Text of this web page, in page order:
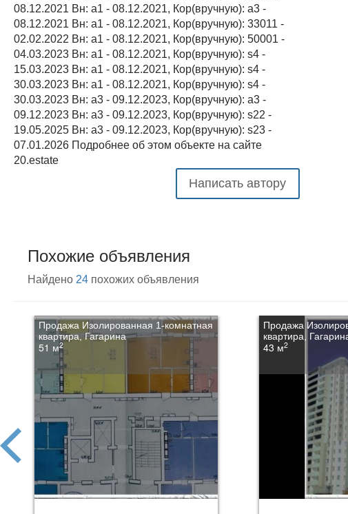
08.12.2021 Вн: a1 - 08.12.2021, Кор(вручную): a3 -
08.12.2021 Вн: a1 - 08.12.2021, Кор(вручную): 33011 -
02.02.2022 Вн: a1 - 08.12.2021, Кор(вручную): 50001 -
04.03.2023 Вн: a1 - 08.12.2021, Кор(вручную): s4 -
15.03.2023 Вн: a1 - 08.12.2021, Кор(вручную): s4 -
30.03.2023 Вн: a1 - 08.12.2021, Кор(вручную): s4 -
30.03.2023 Вн: a3 - 09.12.2023, Кор(вручную): a3 -
09.12.2023 Вн: a3 - 09.12.2023, Кор(вручную): s22 -
19.05.2025 Вн: a3 - 09.12.2023, Кор(вручную): s23 -
07.01.2026 Подробнее об этом объекте на сайте
20.estate
Написать автору
Похожие объявления
Найдено 24 похожих объявления
Продажа Изолированная 1-комнатная
квартира, Гагарина
51 м2
Продажа
квартира,
43 м2
prev